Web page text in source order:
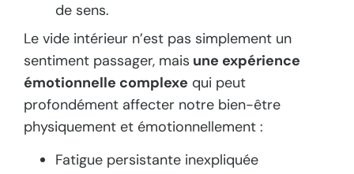
de sens.
Le vide intérieur n’est pas simplement un
sentiment passager, mais une expérience
émotionnelle complexe qui peut
profondément affecter notre bien-être
physiquement et émotionnellement :
Fatigue persistante inexpliquée